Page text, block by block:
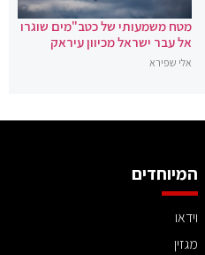
מטח משמעותי של כטב"מים שוגרו
אל עבר ישראל מכיוון עיראק
אלי שפירא
המיוחדים
וידאו
מגזין